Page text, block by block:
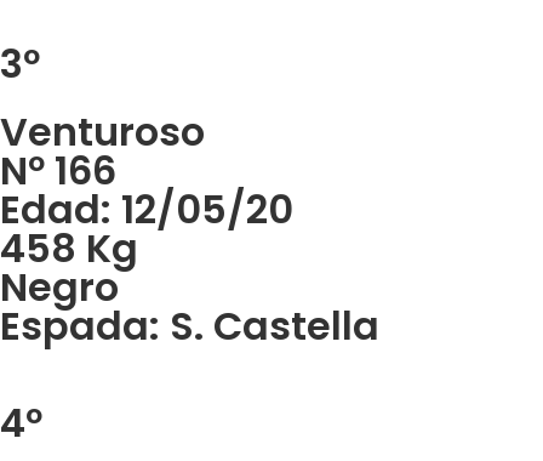
3º
Venturoso
Nº 166
Edad: 12/05/20
458 Kg
Negro
Espada: S. Castella
4º